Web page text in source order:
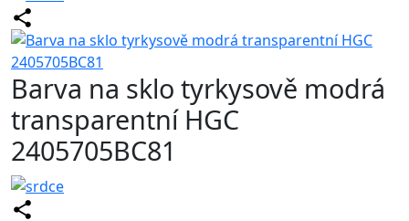
Barva na sklo tyrkysově modrá
transparentní HGC
2405705BC81